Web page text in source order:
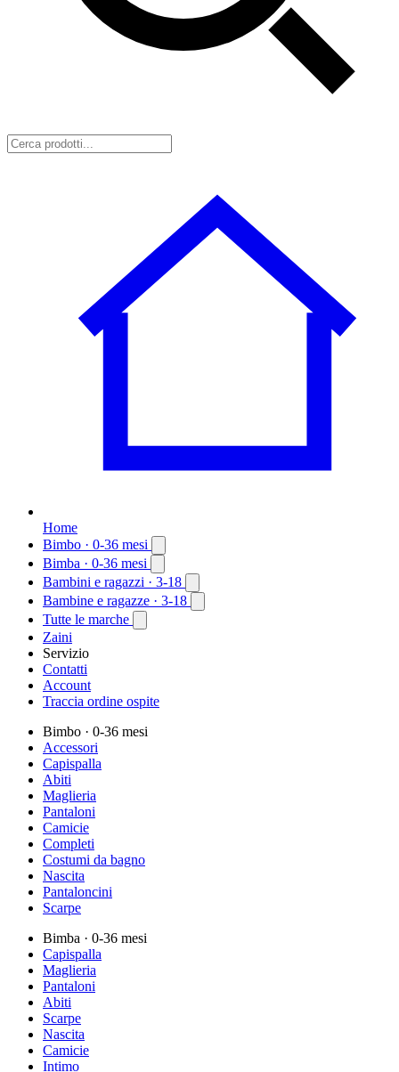
Home
Bimbo · 0-36 mesi
Bimba · 0-36 mesi
Bambini e ragazzi · 3-18
Bambine e ragazze · 3-18
Tutte le marche
Zaini
Servizio
Contatti
Account
Traccia ordine ospite
Bimbo · 0-36 mesi
Accessori
Capispalla
Abiti
Maglieria
Pantaloni
Camicie
Completi
Costumi da bagno
Nascita
Pantaloncini
Scarpe
Bimba · 0-36 mesi
Capispalla
Maglieria
Pantaloni
Abiti
Scarpe
Nascita
Camicie
Intimo